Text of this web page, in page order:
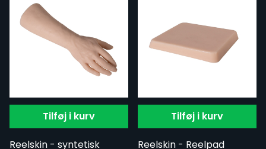
Tilføj i kurv
Reelskin - syntetisk
Tilføj i kurv
Reelskin - Reelpad